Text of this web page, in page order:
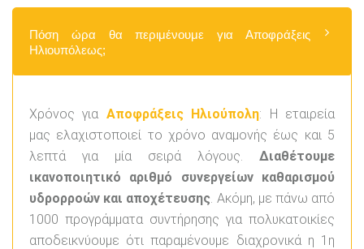
Πόση ώρα θα περιμένουμε για Αποφράξεις
Ηλιουπόλεως;
Χρόνος για Αποφράξεις Ηλιούπολη: Η εταιρεία
μας ελαχιστοποιεί το χρόνο αναμονής έως και 5
λεπτά για μία σειρά λόγους. Διαθέτουμε
ικανοποιητικό αριθμό συνεργείων καθαρισμού
υδρορροών και αποχέτευσης . Ακόμη, με πάνω από
1000 προγράμματα συντήρησης για πολυκατοικίες
αποδεικνύουμε ότι παραμένουμε διαχρονικά η 1η